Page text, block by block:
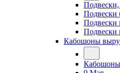
Подвески
Подвески
Подвески
Кабошоны